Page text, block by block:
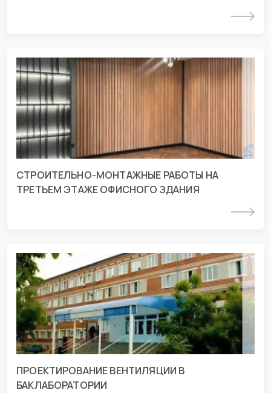
Подробнее
СТРОИТЕЛЬНО-МОНТАЖНЫЕ РАБОТЫ НА
ТРЕТЬЕМ ЭТАЖЕ ОФИСНОГО ЗДАНИЯ
СМР на третьем этаже офисного
здания в г. Краснодар
г. Краснодар, ул. Дзержинского 93/2
Подробнее
ПРОЕКТИРОВАНИЕ ВЕНТИЛЯЦИИ В
БАКЛАБОРАТОРИИ
Проект ОВиК в Курганинской ЦРБ
г. Курганинск, ул. Матросова 231